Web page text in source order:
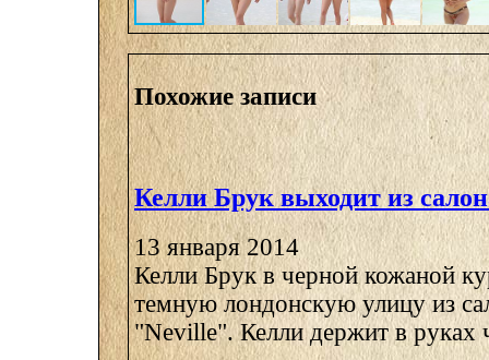
Похожие записи
Келли Брук выходит из
13 января 2014
Келли Брук в черной кожаной
темную лондонскую улицу из
"Neville". Келли держит в руках